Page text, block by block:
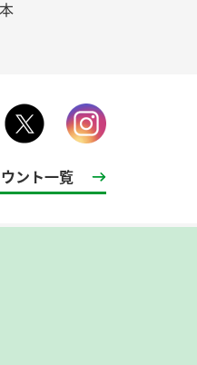
ント一覧